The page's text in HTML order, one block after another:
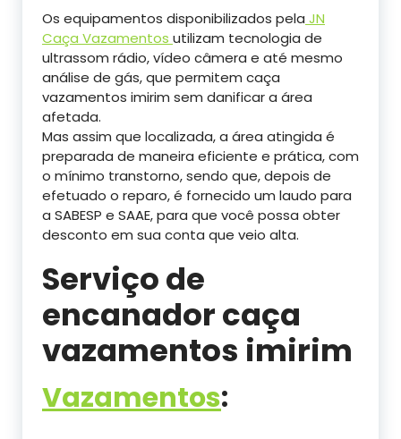
Os equipamentos disponibilizados pela JN
Caça Vazamentos utilizam tecnologia de
ultrassom rádio, vídeo câmera e até mesmo
análise de gás, que permitem caça
vazamentos imirim sem danificar a área
afetada.
Mas assim que localizada, a área atingida é
preparada de maneira eficiente e prática, com
o mínimo transtorno, sendo que, depois de
efetuado o reparo, é fornecido um laudo para
a SABESP e SAAE, para que você possa obter
desconto em sua conta que veio alta.
Serviço de
encanador caça
vazamentos imirim
Vazamentos: